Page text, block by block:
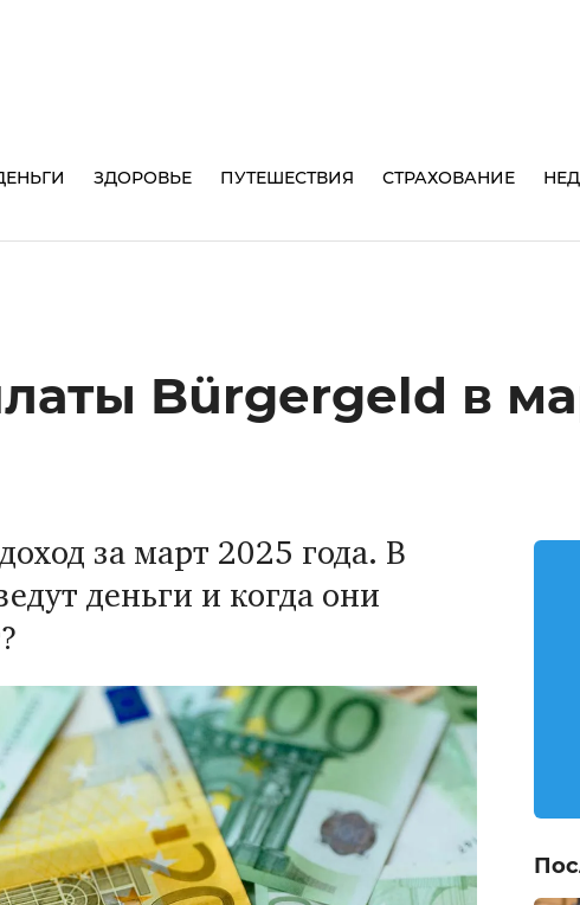
ЗДОРОВЬЕ ПУТЕШЕСТВИЯ СТРАХОВАНИЕ
Bürgergeld в
за март 2025 года. В
деньги и когда они